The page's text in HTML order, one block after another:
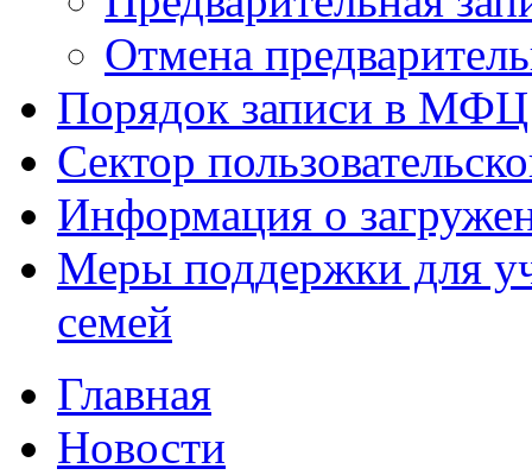
Отмена
Порядок записи в МФЦ
Сектор
Информация о
Меры поддержки для
семей
Главная
Новости